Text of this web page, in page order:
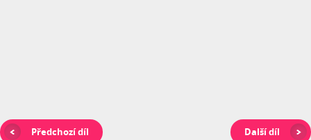
Předchozí díl Další díl